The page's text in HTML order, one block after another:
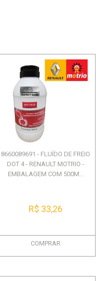
8660089691 - FLUÍDO DE FREIO
DOT 4 - RENAULT MOTRIO -
EMBALAGEM COM 500M...
R$ 33,26
COMPRAR